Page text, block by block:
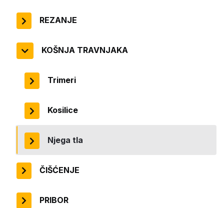
REZANJE
KOŠNJA TRAVNJAKA
Trimeri
Kosilice
Njega tla
ČIŠĆENJE
PRIBOR